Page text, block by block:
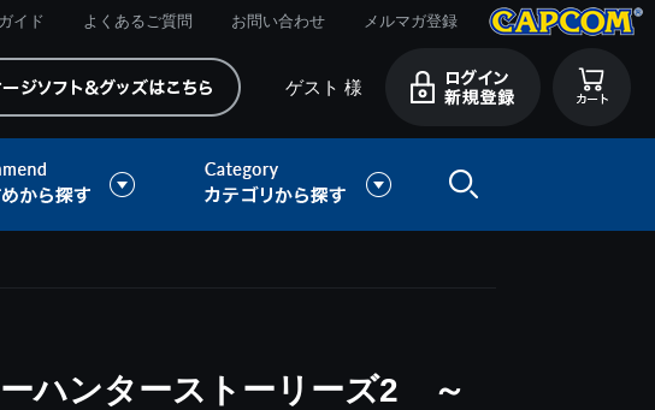
イド よくあるご質問 お問い合わせ メルマガ登録
ゲスト 様
ーハンターストーリーズ2 ～